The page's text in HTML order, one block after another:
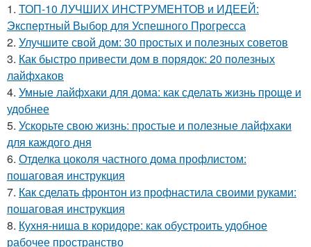
1. ТОП-10 ЛУЧШИХ ИНСТРУМЕНТОВ и ИДЕЕЙ:
Экспертный Выбор для Успешного Прогресса
2. Улучшите свой дом: 30 простых и полезных советов
3. Как быстро привести дом в порядок: 20 полезных
лайфхаков
4. Умные лайфхаки для дома: как сделать жизнь проще и
удобнее
5. Ускорьте свою жизнь: простые и полезные лайфхаки
для каждого дня
6. Отделка цоколя частного дома профлистом:
пошаговая инструкция
7. Как сделать фронтон из профнастила своими руками:
пошаговая инструкция
8. Кухня-ниша в коридоре: как обустроить удобное
рабочее пространство